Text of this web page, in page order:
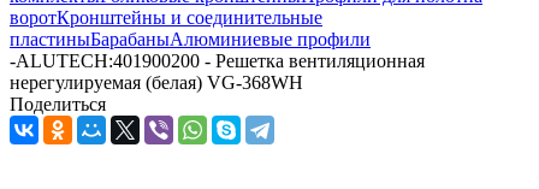
воротКронштейны и соединительные
пластиныБарабаныАлюминиевые профили
-ALUTECH:401900200 - Решетка вентиляционная
нерегулируемая (белая) VG-368WH
Поделиться